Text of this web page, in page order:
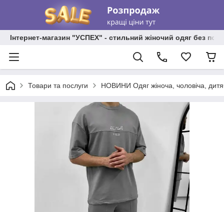
Інтернет-магазин "УСПЕХ" - стильний жіночий одяг без
Товари та послуги НОВИНИ Одяг жіноча, чоловіча,